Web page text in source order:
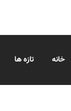
خانه تازه ها